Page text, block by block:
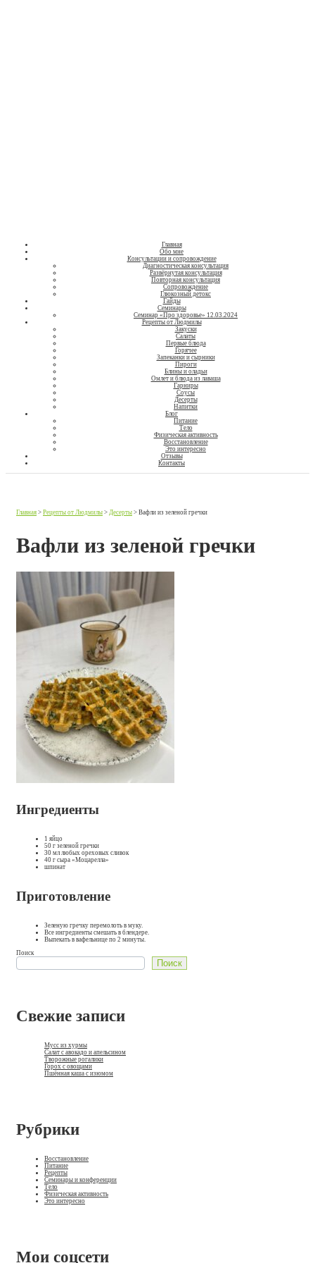
Главная
Обо мне
Консультации и сопровождение
Диагностическая консультация
Развёрнутая консультация
Повторная консультация
Сопровождение
Глюкозный детокс
Гайды
Семинары
Семинар «Про здоровье» 12.03.2024
Рецепты от Людмилы
Закуски
Салаты
Первые блюда
Горячее
Запеканки и сырники
Пироги
Блины и оладьи
Омлет и блюда из лаваша
Гарниры
Соусы
Десерты
Напитки
Блог
Питание
Тело
Физическая активность
Восстановление
Это интересно
Отзывы
Контакты
Главная > Рецепты от Людмилы > Десерты > Вафли из зеленой гречки
Вафли из зеленой гречки
Ингредиенты
1 яйцо
50 г зеленой гречки
30 мл любых ореховых сливок
40 г сыра «Моцарелла»
шпинат
Приготовление
Зеленую гречку перемолоть в муку.
Все ингредиенты смешать в блендере.
Выпекать в вафельнице по 2 минуты.
Поиск
Поиск
Свежие записи
Мусс из хурмы
Салат с авокадо и апельсином
Творожные рогалики
Горох с овощами
Пшённая каша с изюмом
Рубрики
Восстановление
Питание
Рецепты
Семинары и конференции
Тело
Физическая активность
Это интересно
Мои соцсети